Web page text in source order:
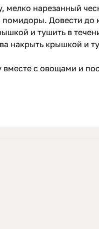
мелко нарезанный
Довести до
и тушить в
накрыть крышкой и
вместе с овощами и